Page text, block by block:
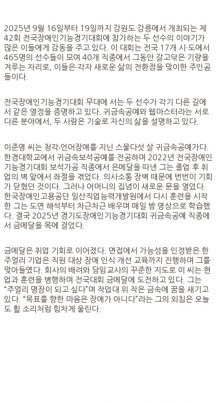
2025년 9월 16일부터 19일까지 강원도 강릉에서 개최되는 제
42회 전국장애인기능경기대회에 참가하는 두 선수의 이야기가
많은 이들에게 감동을 주고 있다. 이 대회는 전국 17개 시·도에서
465명의 선수들이 모여 40개 직종에서 그동안 갈고닦은 기량을
겨루는 자리로, 이들은 각자 새로운 삶의 전환점을 맞이한 주인공
들이다.
전국장애인기능경기대회 무대에 서는 두 선수가 각기 다른 길에
서 같은 열정을 증명하고 있다. 귀금속공예와 웹마스터라는 서로
다른 분야에서, 두 사람은 기술로 자신의 삶을 설명하고 있다.
이준영 씨는 청각‧언어장애를 지닌 스물다섯 살 귀금속공예가다.
한경대학교에서 귀금속보석공예를 전공하며 2022년 전국장애인
기능경기대회 보석가공 직종에서 은메달을 따낸 그는 졸업 후 취
업의 벽 앞에서 좌절을 겪었다. 의사소통 장벽 때문에 번번이 기회
가 닫혔던 것이다. 그러나 어머니의 집념이 새로운 문을 열었다.
한국장애인고용공단 일산직업능력개발원에서 다시 훈련을 시작
한 그는 도면 해석부터 차근차근 배우며 매일 밤 영상으로 학습했
다. 결국 2025년 경기도장애인기능경기대회 귀금속공예 직종에
서 금메달을 목에 걸었다.
금메달은 취업 기회로 이어졌다. 면접에서 가능성을 인정받은 한
주얼리 기업은 직원 대상 장애 인식 개선 교육까지 진행하며 그를
맞아들였다. 회사의 배려와 담임교사의 꾸준한 지도로 이 씨는 현
업과 훈련을 병행하며 전국대회 금메달에 도전하고 있다. 그는
“주얼리 명장이 되고 싶다”며 작업대 위 작은 금속에 꿈을 새기고
있다. “목표를 향한 마음은 장애가 아니다”라는 그의 외침은 오늘
도 휠 소리처럼 힘차게 울린다.